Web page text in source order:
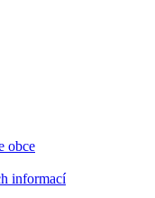
obce
informací